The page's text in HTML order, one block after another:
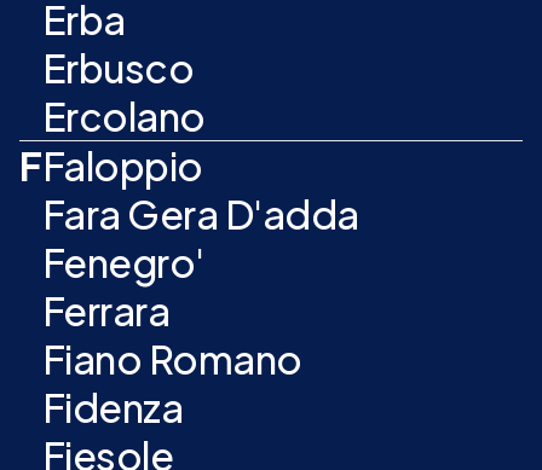
Erba
Erbusco
Ercolano
FFaloppio
Fara Gera D'adda
Fenegro'
Ferrara
Fiano Romano
Fidenza
Fiesole